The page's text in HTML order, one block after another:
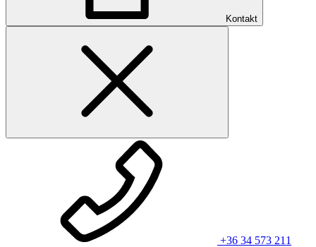
Kontakt
+36 34 573 211